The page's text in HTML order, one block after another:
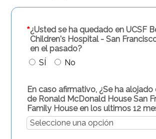
*¿Usted se ha quedado en UCSF
Children's Hospital - San
en el pasado?
SÍ
No
En caso afirmativo, ¿Se ha alojado
de Ronald McDonald House San
Family House en los ultimos 12